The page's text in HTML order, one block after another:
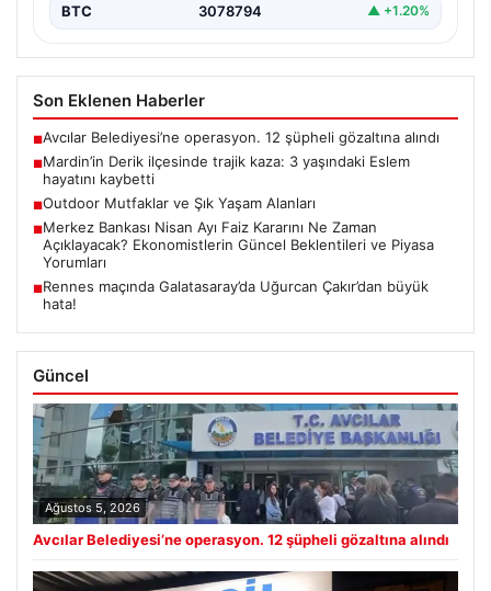
BTC 3078794 ▲ +1.20%
Son Eklenen Haberler
■Avcılar Belediyesi’ne operasyon. 12 şüpheli gözaltına alındı
■Mardin’in Derik ilçesinde trajik kaza: 3 yaşındaki Eslem
hayatını kaybetti
■Outdoor Mutfaklar ve Şık Yaşam Alanları
■Merkez Bankası Nisan Ayı Faiz Kararını Ne Zaman
Açıklayacak? Ekonomistlerin Güncel Beklentileri ve Piyasa
Yorumları
■Rennes maçında Galatasaray’da Uğurcan Çakır’dan büyük
hata!
Güncel
Ağustos 5, 2026
Avcılar Belediyesi’ne operasyon. 12 şüpheli gözaltına alındı